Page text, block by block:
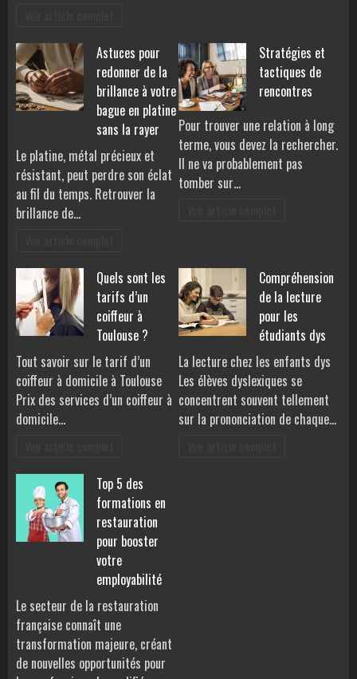
Astuces pour
redonner de la
brillance à votre
bague en platine
sans la rayer
Le platine, métal précieux et
résistant, peut perdre son éclat
au fil du temps. Retrouver la
brillance de…
Stratégies et
tactiques de
rencontres
Pour trouver une relation à long
terme, vous devez la rechercher.
Il ne va probablement pas
tomber sur…
Quels sont les
tarifs d’un
coiffeur à
Toulouse ?
Tout savoir sur le tarif d’un
coiffeur à domicile à Toulouse
Prix des services d’un coiffeur à
domicile…
Compréhension
de la lecture
pour les
étudiants dys
La lecture chez les enfants dys
Les élèves dyslexiques se
concentrent souvent tellement
sur la prononciation de chaque…
Top 5 des
formations en
restauration
pour booster
votre
employabilité
Le secteur de la restauration
française connaît une
transformation majeure, créant
de nouvelles opportunités pour